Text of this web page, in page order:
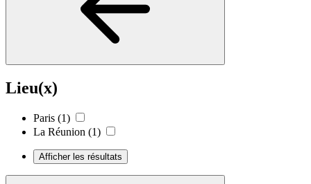
Lieu(x)
Paris (1)
La Réunion (1)
Afficher les résultats